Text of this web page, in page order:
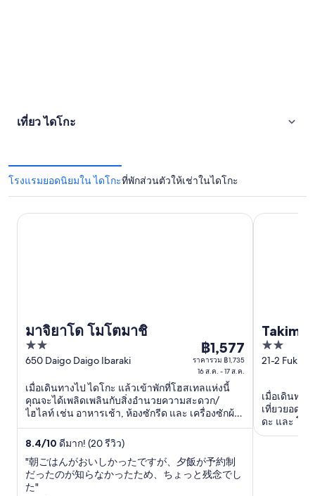
เที่ยว ไดโกะ
โรงแรมยอดนิยมใน ไดโกะที่พักส่วนตัวให้เช่าในไดโกะ
มาจิยาโด โมโตมาชิ
2
out
5
650 Daigo Daigo Ibaraki
ราคา
฿1,577
คืน
เข้า
พัก
ส.ค.
ถึง
฿1,577
ราคารวม ฿1,735
16 ส.ค. - 17 ส.ค.
เมื่อเดินทางไป ไดโกะ แล้วเข้าพักที่โฮสเทลแห่งนี้
คุณจะได้เพลิดเพลินกับสิ่งอำนวยความสะดวก/
ไฮไลท์ เช่น อาหารเช้า, ห้องซักรีด และ เครื่องซักผ้า/
เครื่องอบผ้า ที่เที่ยวยอดนิยมในบริเวณใกล้เคียง ...
8.4/10 ดีมาก! (20 รีวิว)
"朝ごはんがおいしかったですが、夕飯が予約制
だったのが知らなかったため、ちょっと残念でし
た"
มาจิยาโด โมโตมาชิ
2
out
5
21-2
เมื่อเดินทา
เที่ยวยอดนิ
ดะ และ โอ
Takimikan